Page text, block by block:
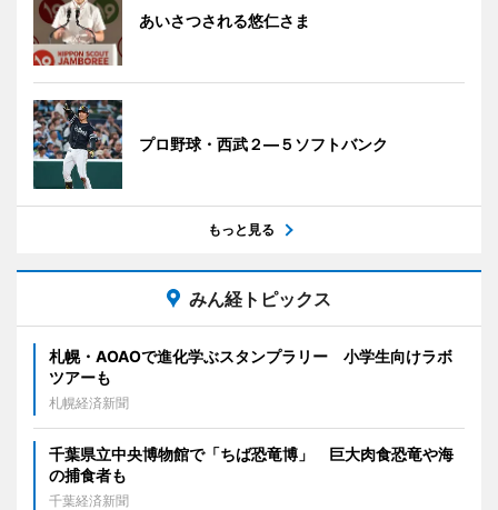
あいさつされる悠仁さま
プロ野球・西武２―５ソフトバンク
もっと見る
みん経トピックス
札幌・AOAOで進化学ぶスタンプラリー 小学生向けラボ
ツアーも
札幌経済新聞
千葉県立中央博物館で「ちば恐竜博」 巨大肉食恐竜や海
の捕食者も
千葉経済新聞